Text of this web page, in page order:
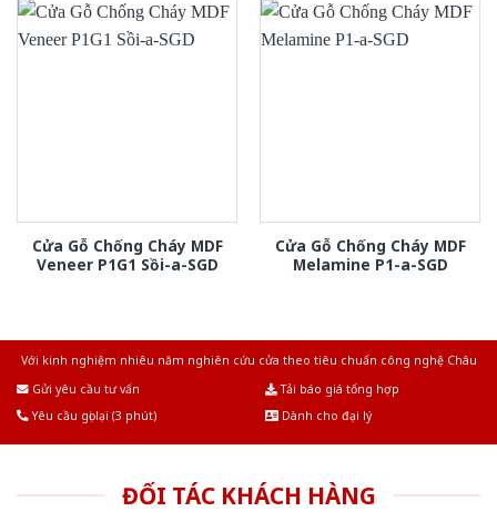
Cửa Gỗ Chống Cháy MDF
Veneer P1G1 Sồi-a-SGD
Cửa Gỗ Chống Cháy MDF
Melamine P1-a-SGD
Với kinh nghiệm nhiêu năm nghiên cứu cửa theo tiêu chuẩn công nghệ Châu
Gửi yêu cầu tư vấn
Tải báo giá tổng hợp
Yêu cầu gọi lại (3 phút)
Dành cho đại lý
ĐỐI TÁC KHÁCH HÀNG